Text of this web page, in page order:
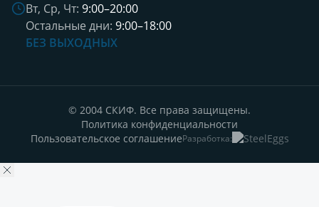
Вт, Ср, Чт: 9:00–20:00
Остальные дни: 9:00–18:00
БЕЗ ВЫХОДНЫХ
© 2004 СКИФ. Все права защищены.
Политика конфиденциальности
Пользовательское соглашениеРазработка: